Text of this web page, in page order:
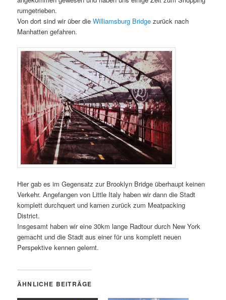
rumgetrieben.
Von dort sind wir über dieWilliamsburg Bridge zurück nach
Manhatten gefahren.
Hier gab es im Gegensatz zur Brooklyn Bridge überhaupt keinen
Verkehr. Angefangen von Little Italy haben wir dann die Stadt
komplett durchquert und kamen zurück zum Meatpacking
District.
Insgesamt haben wir eine 30km lange Radtour durch New York
gemacht und die Stadt aus einer für uns komplett neuen
Perspektive kennen gelernt.
ÄHNLICHE BEITRÄGE